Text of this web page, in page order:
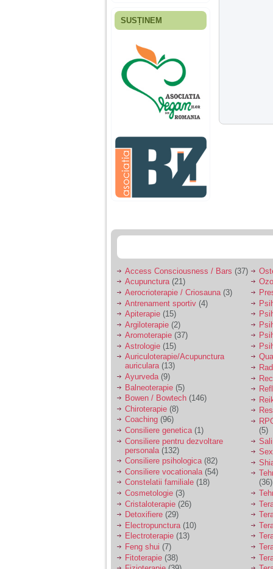
Fiica mea s-a nascut
ani, privind in urma
realizez cat de multe
greseli am facut in
educatia si cresterea
ei, am fost o mama
egoista, preocupata
de implinirea
profesionala, cand ea
era mica am neglijat-
agresiva, orice
greseala era taxata cu
o palma sau pedepse.
De 4 ani am o relatie
serioasa cu un barbat
sa se manifeste o
Ma aflu aici pentru ca
vreau sa stiu daca am
nevoie de un psiholog
sau psihiatru.
Sunt casatorita, am
31 de ani si un copil in
varsta de 2 ani care
mi-e lumina ochilor.
De ceva timp simt ca
mi s-a adunat
oboseala, o oboseala
cronica de care nu pot
scapa si simt ca din
cauza ei nu pot
controla nervii si
cateodata are copilul
de suferit.
Am o bariera peste
care nu pot trece:
prietena mea a ramas
insarcinata cu o fata.
Am fost de comun
acord sa facem un
copil, cu gandul ca e
baiat.
SUSȚINEM
Access Consciousness / Bars (37)
Acupunctura(21)
Aerocrioterapie / Criosauna (3)
Antrenament sportiv (4)
Apiterapie (15)
Argiloterapie (2)
Aromoterapie (37)
Astrologie (15)
Auriculoterapie/Acupunctura
auriculara(13)
Ayurveda(9)
Balneoterapie (5)
Bowen / Bowtech (146)
Chiroterapie (8)
Coaching (96)
Consiliere genetica(1)
Consiliere pentru dezvoltare
personala (132)
Consiliere psihologica(82)
Consiliere vocationala (54)
Constelatii familiale (18)
Cosmetologie (3)
Cristaloterapie (26)
Detoxifiere (29)
Electropunctura (10)
Electroterapie (13)
Feng shui (7)
Fitoterapie (38)
(5)
(36)